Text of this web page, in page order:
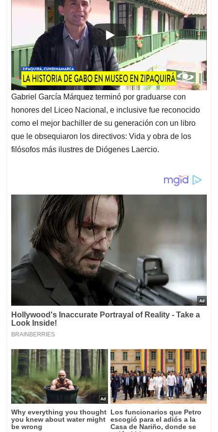
Gabriel García Márquez terminó por graduarse con
honores del Liceo Nacional, e inclusive fue reconocido
como el mejor bachiller de su generación con un libro
que le obsequiaron los directivos: Vida y obra de los
filósofos más ilustres de Diógenes Laercio.